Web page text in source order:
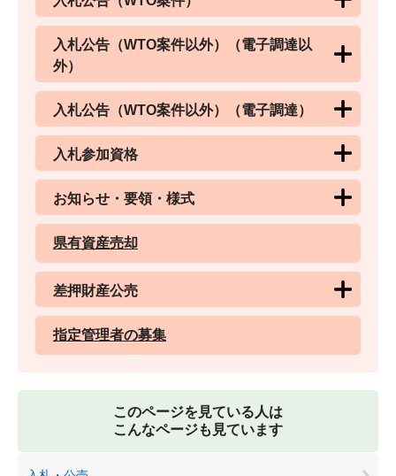
入札公告（WTO案件以外）（電子調達以
外）
入札公告（WTO案件以外）（電子調達）
入札参加資格
お知らせ・要領・様式
県有資産売却
差押財産公売
指定管理者の募集
このページを見ている人は
こんなページも見ています